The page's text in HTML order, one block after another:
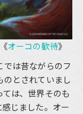
《オーコの歓待》
は昔ながらのフ
とされていまし
は、世界そのも
じました。オー